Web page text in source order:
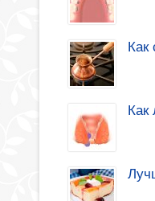
Как
Как